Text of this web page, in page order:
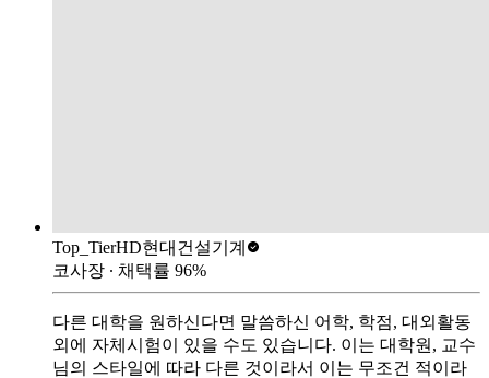
Top_TierHD현대건설기계
코사장 ∙ 채택률 96%
다른 대학을 원하신다면 말씀하신 어학, 학점, 대외활동
외에 자체시험이 있을 수도 있습니다. 이는 대학원, 교수
님의 스타일에 따라 다른 것이라서 이는 무조건 적이라